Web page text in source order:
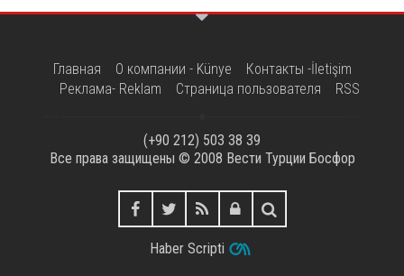
Главная О компании - Künye
Контакты -İletişim
Реклама- Reklam
Страница пользователя RSS
(+90 212) 503 38 39
Все права защищены © 2008 Вести Турции Босфор
Haber Scripti